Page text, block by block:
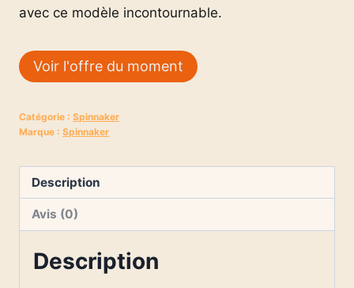
avec ce modèle incontournable.
Voir l'offre du moment
Catégorie : Spinnaker
Marque : Spinnaker
Description
Avis (0)
Description